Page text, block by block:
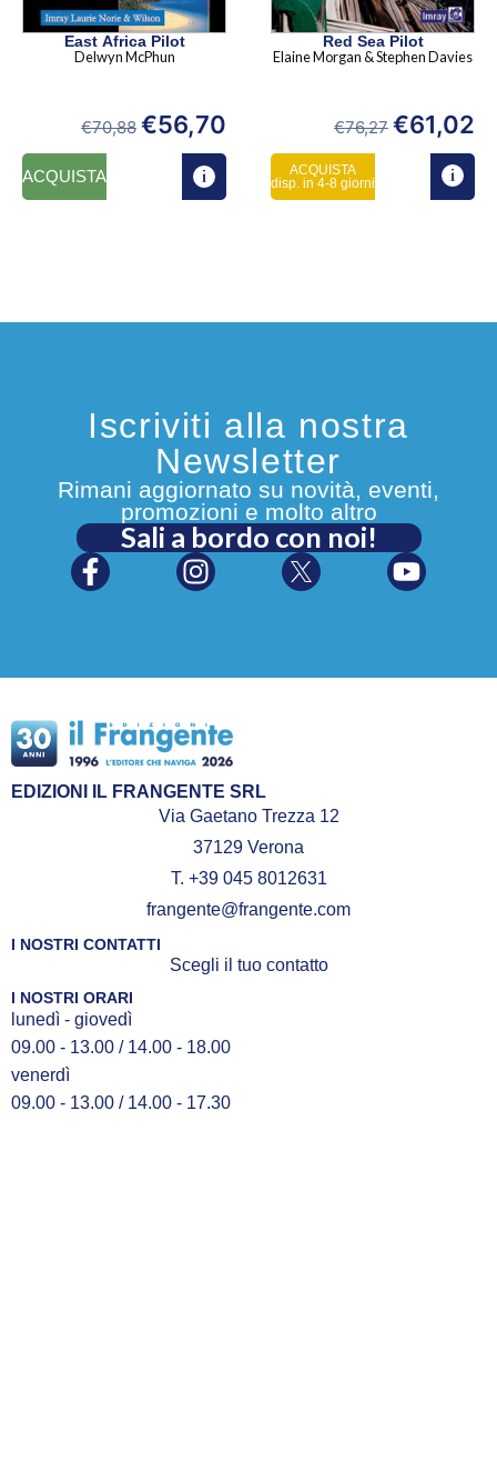
East Africa Pilot
Delwyn McPhun
€70,88 €56,70
ACQUISTA
Red Sea Pilot
Elaine Morgan & Stephen Davies
€76,27 €61,02
ACQUISTA
disp. in 4-8 giorni
Iscriviti alla nostra
Newsletter
Rimani aggiornato su novità, eventi,
promozioni e molto altro
Sali a bordo con noi!
EDIZIONI IL FRANGENTE SRL
Via Gaetano Trezza 12
37129 Verona
T. +39 045 8012631
frangente@frangente.com
I NOSTRI CONTATTI
Scegli il tuo contatto
I NOSTRI ORARI
lunedì - giovedì
09.00 - 13.00 / 14.00 - 18.00
venerdì
09.00 - 13.00 / 14.00 - 17.30